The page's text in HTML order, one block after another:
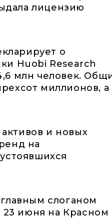
лицензию
о
Huobi Research
млн человек.
миллионов, а
и новых
на
слоганом
23 июня на Красном